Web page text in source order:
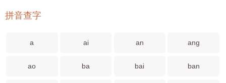
拼音查字
a ai an ang
ao ba bai ban